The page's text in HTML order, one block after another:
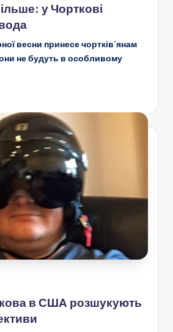
у Чорткові
весни принесе чортків`янам
не будуть в особливому
в США розшукують